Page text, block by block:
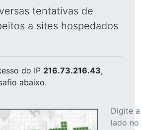
tentativas de
a sites hospedados
do IP 216.73.216.43,
abaixo.
Digite
lado no